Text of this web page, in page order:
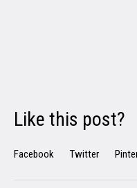
Like this post?
Facebook Twitter